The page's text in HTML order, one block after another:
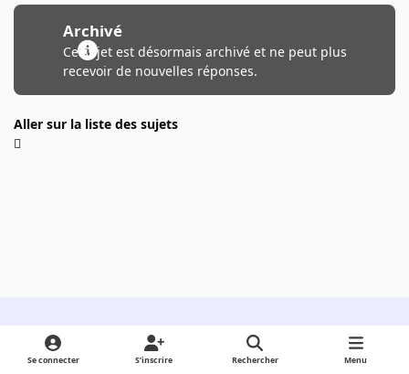
Archivé
Ce sujet est désormais archivé et ne peut plus
recevoir de nouvelles réponses.
Aller sur la liste des sujets
Light ModeDark ModeSystem Preference
Se connecter S’inscrire Rechercher Menu